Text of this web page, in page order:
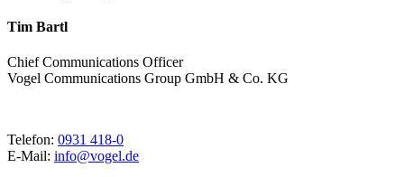
Tim Bartl
Chief Communications Officer
Vogel Communications Group GmbH & Co. KG
Telefon: 0931 418-0
E-Mail: info@vogel.de